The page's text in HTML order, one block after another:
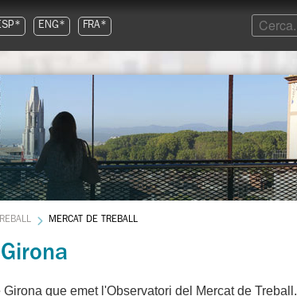
ENG* FRA*
MERCAT DE TREBALL
que emet l'Observatori del Mercat de Treball.